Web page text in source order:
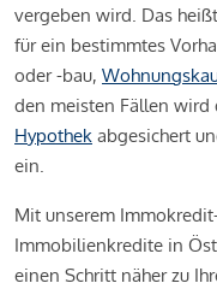
vergeben wird. Das
für ein bestimmtes
oder -bau,
den meisten Fällen
Hypothek abgesichert
ein.
Mit unserem
Immobilienkredite in
einen Schritt näher zu